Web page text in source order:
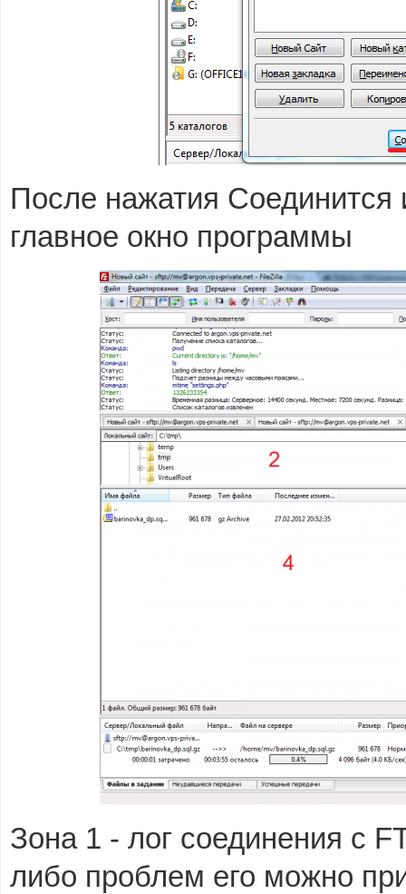
После нажатия Соединится
главное окно программы
Зона 1 - лог соединения с
либо проблем его можно